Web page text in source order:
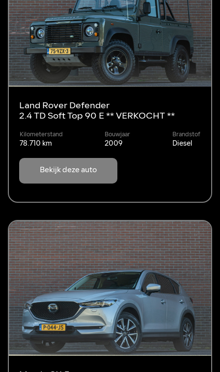
Land Rover Defender
2.4 TD Soft Top 90 E ** VERKOCHT **
Kilometerstand
78.710 km
Bouwjaar
2009
Brandstof
Diesel
Bekijk deze auto